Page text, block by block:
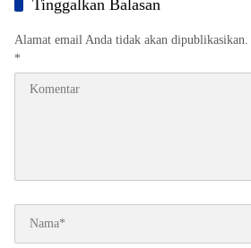
Tinggalkan Balasan
Alamat email Anda tidak akan dipublikasikan.
*